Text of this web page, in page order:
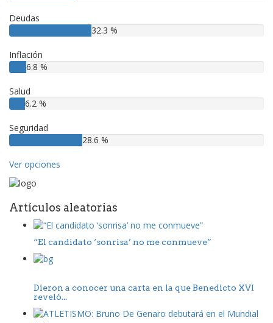
Deudas
32.3 %
Inflación
6.8 %
Salud
6.2 %
Seguridad
28.6 %
Ver opciones
Artículos aleatorias
“El candidato ‘sonrisa’ no me conmueve”
Dieron a conocer una carta en la que Benedicto XVI
reveló...